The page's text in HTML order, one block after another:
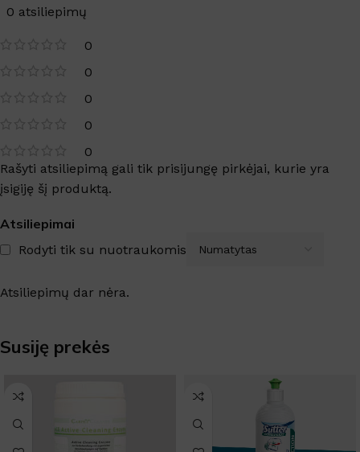
0 atsiliepimų
0
0
0
0
0
Atsiliepimai
Rodyti tik su nuotraukomis
Atsiliepimų dar nėra.
Rašyti atsiliepimą gali tik prisijungę pirkėjai, kurie yra
įsigiję šį produktą.
Susiję prekės